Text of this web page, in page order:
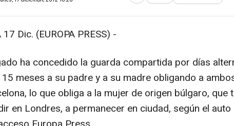
Dic. (EUROPA PRESS) -
ha concedido la guarda compartida por días
15 meses a su padre y a su madre obligando a
lo que obliga a la mujer de origen búlgaro, que
en Londres, a permanecer en ciudad, según el auto